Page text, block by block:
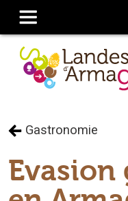
Gastronomie
Evasion